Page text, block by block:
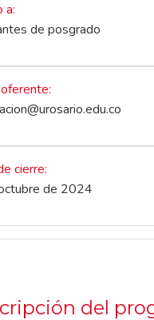
a
de posgrado
cierre
de 2024
del